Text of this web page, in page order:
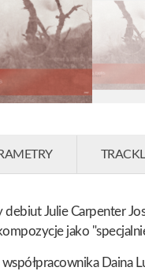
debiut Julie Carpenter
jako
współpracownika